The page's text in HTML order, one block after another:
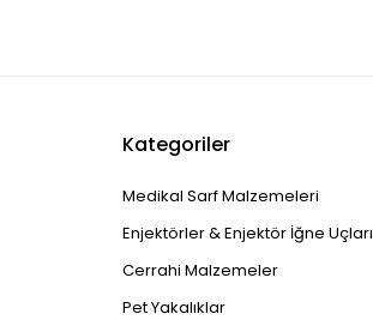
Kategoriler
Medikal Sarf Malzemeleri
Enjektörler & Enjektör İğne Uçları
Cerrahi Malzemeler
Pet Yakalıklar